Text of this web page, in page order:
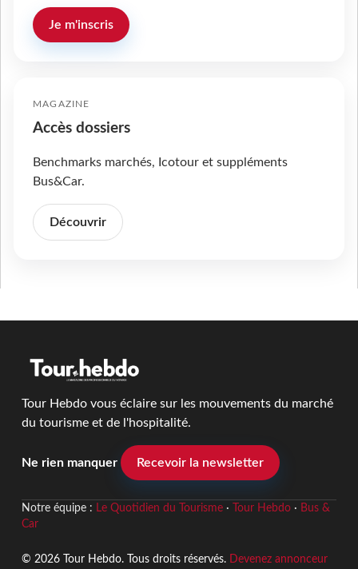
Je m'inscris
MAGAZINE
Accès dossiers
Benchmarks marchés, Icotour et suppléments
Bus&Car.
Découvrir
Tour Hebdo vous éclaire sur les mouvements du marché
du tourisme et de l'hospitalité.
Ne rien manquer Recevoir la newsletter
Notre équipe : Le Quotidien du Tourisme· Tour Hebdo· Bus &
Car
© 2026 Tour Hebdo. Tous droits réservés. Devenez annonceur